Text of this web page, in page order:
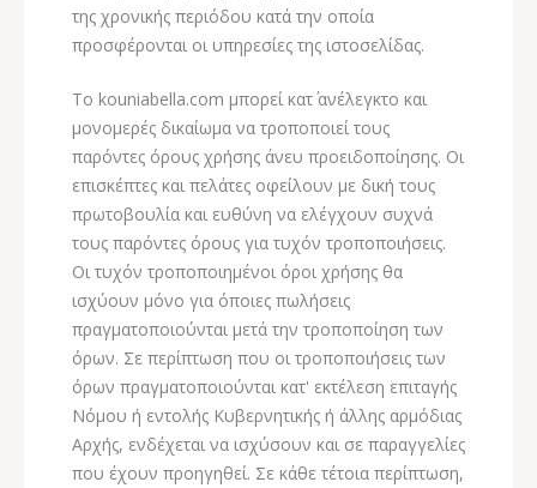
της χρονικής περιόδου κατά την οποία
προσφέρονται οι υπηρεσίες της ιστοσελίδας.
Το kouniabella.com μπορεί κατ΄ ανέλεγκτο και
μονομερές δικαίωμα να τροποποιεί τους
παρόντες όρους χρήσης άνευ προειδοποίησης. Οι
επισκέπτες και πελάτες οφείλουν με δική τους
πρωτοβουλία και ευθύνη να ελέγχουν συχνά
τους παρόντες όρους για τυχόν τροποποιήσεις.
Οι τυχόν τροποποιημένοι όροι χρήσης θα
ισχύουν μόνο για όποιες πωλήσεις
πραγματοποιούνται μετά την τροποποίηση των
όρων. Σε περίπτωση που οι τροποποιήσεις των
όρων πραγματοποιούνται κατ' εκτέλεση επιταγής
Νόμου ή εντολής Κυβερνητικής ή άλλης αρμόδιας
Αρχής, ενδέχεται να ισχύσουν και σε παραγγελίες
που έχουν προηγηθεί. Σε κάθε τέτοια περίπτωση,